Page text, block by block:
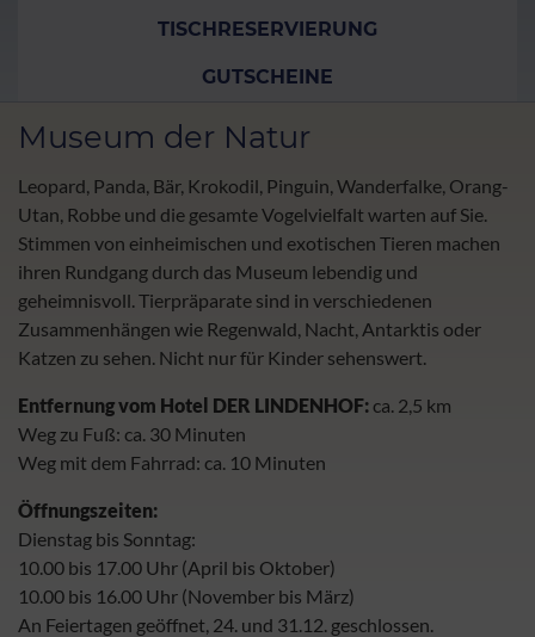
TISCHRESERVIERUNG
GUTSCHEINE
Museum der Natur
Leopard, Panda, Bär, Krokodil, Pinguin, Wanderfalke, Orang-
Utan, Robbe und die gesamte Vogelvielfalt warten auf Sie.
Stimmen von einheimischen und exotischen Tieren machen
ihren Rundgang durch das Museum lebendig und
geheimnisvoll. Tierpräparate sind in verschiedenen
Zusammenhängen wie Regenwald, Nacht, Antarktis oder
Katzen zu sehen. Nicht nur für Kinder sehenswert.
Entfernung vom Hotel DER LINDENHOF: ca. 2,5 km
Weg zu Fuß: ca. 30 Minuten
Weg mit dem Fahrrad: ca. 10 Minuten
Öffnungszeiten:
Dienstag bis Sonntag:
10.00 bis 17.00 Uhr (April bis Oktober)
10.00 bis 16.00 Uhr (November bis März)
An Feiertagen geöffnet, 24. und 31.12. geschlossen.